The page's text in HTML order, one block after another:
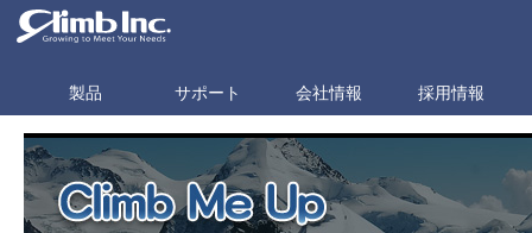
製品 サポート 会社情報 採用情報